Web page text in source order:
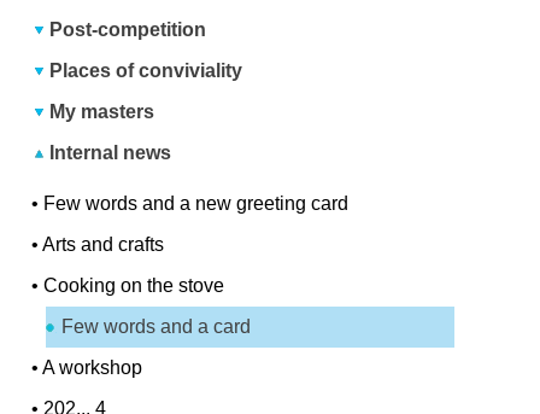
Post-competition
Places of conviviality
My masters
Internal news
• Few words and a new greeting card
•Arts and crafts
•Cooking on the stove
Few words and a card
•A workshop
• 202... 4